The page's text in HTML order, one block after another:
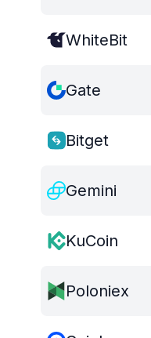
WhiteBit
Gate
Bitget
Gemini
KuCoin
Poloniex